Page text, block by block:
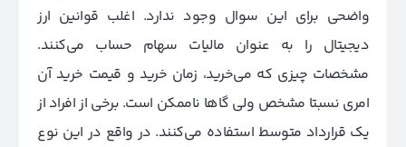
واضحی برای این سوال وجود ندارد. اغلب قوانین ارز
دیجیتال را به عنوان مالیات سهام حساب می‌کنند.
مشخصات چیزی که می‌خرید، زمان خرید و قیمت خرید آن
امری نسبتا مشخص ولی گاها ناممکن است. برخی از افراد از
یک قرارداد متوسط استفاده می‌کنند. در واقع در این نوع